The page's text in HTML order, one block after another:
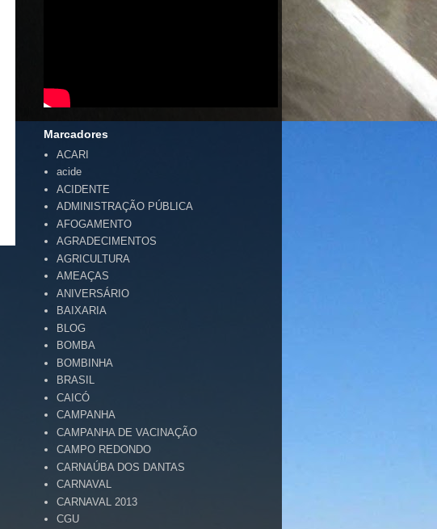
Marcadores
ACARI
acide
ACIDENTE
ADMINISTRAÇÃO PÚBLICA
AFOGAMENTO
AGRADECIMENTOS
AGRICULTURA
AMEAÇAS
ANIVERSÁRIO
BAIXARIA
BLOG
BOMBA
BOMBINHA
BRASIL
CAICÓ
CAMPANHA
CAMPANHA DE VACINAÇÃO
CAMPO REDONDO
CARNAÚBA DOS DANTAS
CARNAVAL
CARNAVAL 2013
CGU